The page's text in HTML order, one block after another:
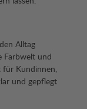
Alltag
Farbwelt und
für Kundinnen,
und gepflegt